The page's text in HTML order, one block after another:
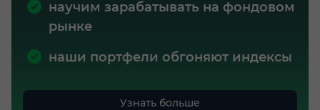
научим зарабатывать на фондовом
рынке
наши портфели обгоняют индексы
Узнать больше